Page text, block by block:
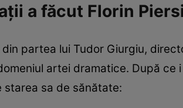
a făcut Florin
partea lui Tudor Giurgiu,
artei dramatice. După
starea sa de sănătate: